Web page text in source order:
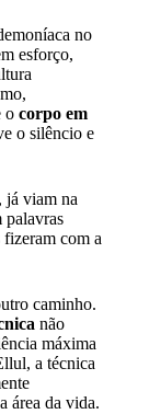
no
esforço,
o corpo em
o silêncio e
já viam na
palavras
fizeram com a
caminho.
não
máxima
a técnica
área da vida.